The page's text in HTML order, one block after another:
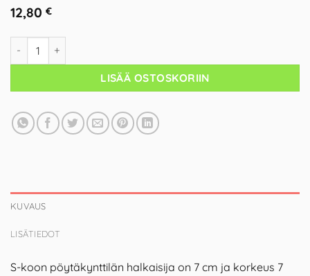
12,80 €
LISÄÄ OSTOSKORIIN
KUVAUS
LISÄTIEDOT
S-koon pöytäkynttilän halkaisija on 7 cm ja korkeus 7